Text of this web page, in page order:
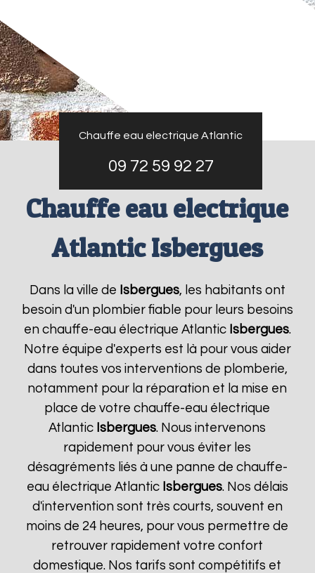
Chauffe eau electrique Atlantic
09 72 59 92 27
Chauffe eau electrique
Atlantic Isbergues
Dans la ville de Isbergues, les habitants ont
besoin d'un plombier fiable pour leurs besoins
en chauffe-eau électrique Atlantic Isbergues.
Notre équipe d'experts est là pour vous aider
dans toutes vos interventions de plomberie,
notamment pour la réparation et la mise en
place de votre chauffe-eau électrique
Atlantic Isbergues. Nous intervenons
rapidement pour vous éviter les
désagréments liés à une panne de chauffe-
eau électrique Atlantic Isbergues. Nos délais
d'intervention sont très courts, souvent en
moins de 24 heures, pour vous permettre de
retrouver rapidement votre confort
domestique. Nos tarifs sont compétitifs et